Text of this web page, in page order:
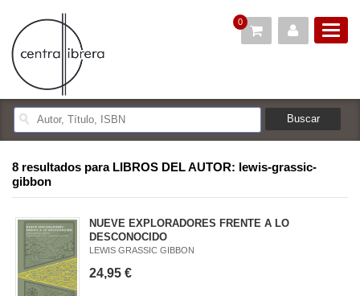
0
8 resultados para LIBROS DEL AUTOR: lewis-grassic-
gibbon
NUEVE EXPLORADORES FRENTE A LO
DESCONOCIDO
LEWIS GRASSIC GIBBON
24,95 €